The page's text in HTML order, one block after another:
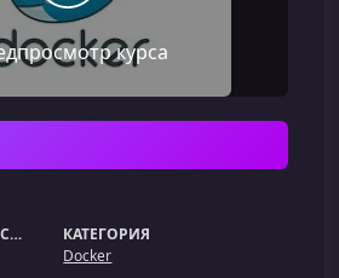
курса
ПРОДОЛЖИТЕЛЬНОСТЬ
КАТЕГОРИЯ
Docker